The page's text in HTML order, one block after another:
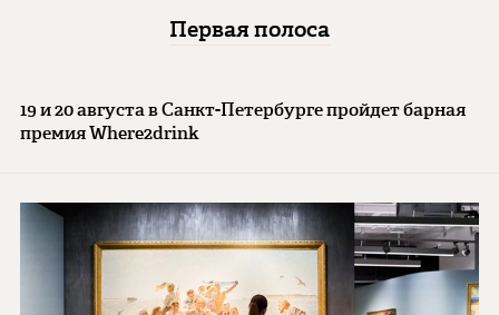
Первая полоса
19 и 20 августа в Санкт-Петербурге пройдет барная
премия Where2drink